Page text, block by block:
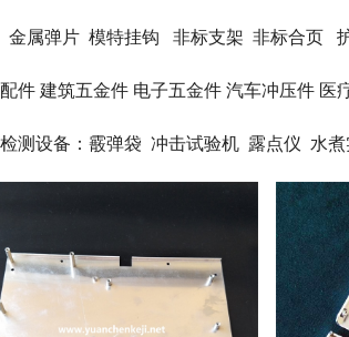
金属弹片 模特挂钩 非标支架 非标合页
件 建筑五金件 电子五金件 汽车冲压件
测设备：霰弹袋 冲击试验机 露点仪 水